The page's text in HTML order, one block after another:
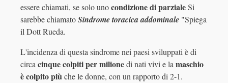
essere chiamati, se solo unocondizione di parzialeSi
sarebbe chiamatoSindrome toracica addominale "Spiega
il Dott Rueda.
L'incidenza di questa sindrome nei paesi sviluppati è di
circa cinque colpiti per milionedi nati vivi e la maschio
è colpito più che le donne, con un rapporto di 2-1.